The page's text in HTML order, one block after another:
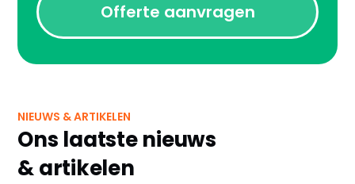
Offerte aanvragen
NIEUWS & ARTIKELEN
Ons laatste nieuws
& artikelen